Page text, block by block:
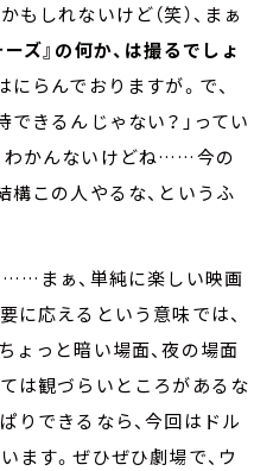
しれないけど（笑）、まぁ
ーズ』の何か、は撮るでしょ
にらんでおりますが。で、
できるんじゃない？」ってい
わかんないけどね……今の
構この人やるな、というふ
……まぁ、単純に楽しい映画
に応えるという意味では、
ょっと暗い場面、夜の場面
は観づらいところがあるな
りできるなら、今回はドル
ます。ぜひぜひ劇場で、ウ